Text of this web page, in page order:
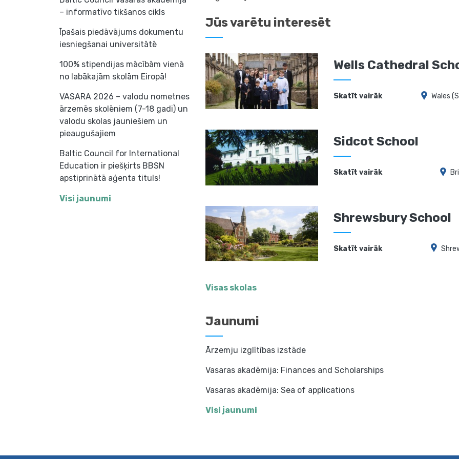
– informatīvo tikšanos cikls
Īpašais piedāvājums dokumentu
iesniegšanai universitātē
100% stipendijas mācībām vienā
no labākajām skolām Eiropā!
VASARA 2026 – valodu nometnes
ārzemēs skolēniem (7-18 gadi) un
valodu skolas jauniešiem un
pieaugušajiem
Baltic Council for International
Education ir piešķirts BBSN
apstiprinātā aģenta tituls!
Visi jaunumi
Jūs varētu interesēt
Wells Cathedral
Skatīt vairāk Wales
Sidcot School
Skatīt vairāk
Shrewsbury School
Skatīt vairāk
Visas skolas
Jaunumi
Ārzemju izglītības izstāde
Vasaras akadēmija: Finances and Scholarships
Vasaras akadēmija: Sea of applications
Visi jaunumi